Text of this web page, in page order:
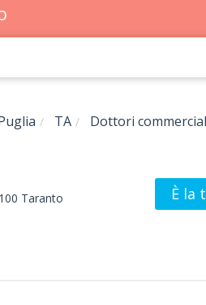
TA Dottori
Taranto
È la